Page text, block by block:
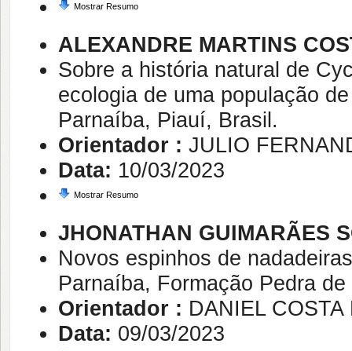
Mostrar Resumo
ALEXANDRE MARTINS
Sobre a história natural de
ecologia de uma população
Parnaíba, Piauí, Brasil.
Orientador : JULIO
Data: 10/03/2023
Mostrar Resumo
JHONATHAN GUIMARÃES
Novos espinhos de
Parnaíba, Formação Pedra
Orientador : DANIEL
Data: 09/03/2023